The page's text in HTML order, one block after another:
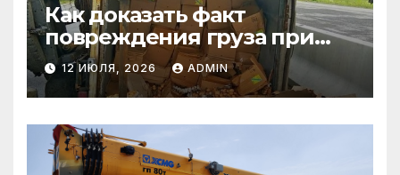
Как доказать факт
повреждения груза при
страховом случае
12 ИЮЛЯ, 2026 ADMIN